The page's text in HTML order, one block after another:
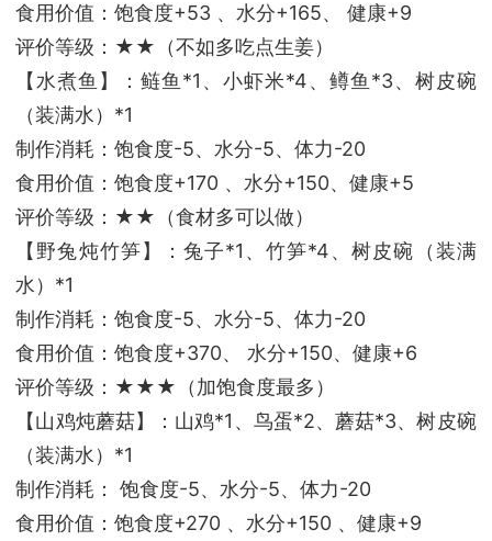
食用价值：饱食度+53 、水分+165、 健康+9
评价等级：★★（不如多吃点生姜）
【水煮鱼】：鲢鱼*1、小虾米*4、鳟鱼*3、树皮碗
（装满水）*1
制作消耗：饱食度-5、水分-5、体力-20
食用价值：饱食度+170 、水分+150、健康+5
评价等级：★★（食材多可以做）
【野兔炖竹笋】：兔子*1、竹笋*4、树皮碗（装满
水）*1
制作消耗：饱食度-5、水分-5、体力-20
食用价值：饱食度+370、 水分+150、健康+6
评价等级：★★★（加饱食度最多）
【山鸡炖蘑菇】：山鸡*1、鸟蛋*2、蘑菇*3、树皮碗
（装满水）*1
制作消耗： 饱食度-5、水分-5、体力-20
食用价值：饱食度+270 、水分+150 、健康+9